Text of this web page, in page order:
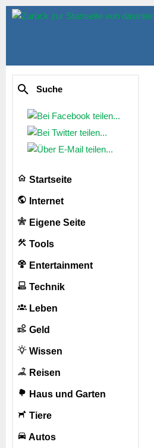
Suche
Startseite
Internet
Eigene Seite
Tools
Entertainment
Technik
Leben
Geld
Wissen
Reisen
Haus und Garten
Tiere
Autos